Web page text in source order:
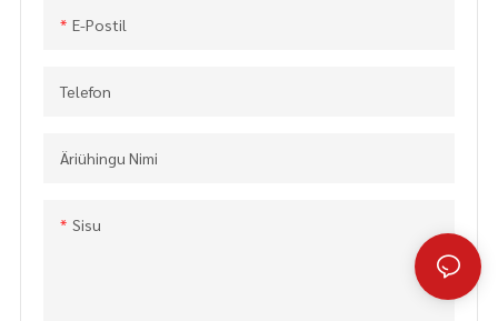
E-Postil
Telefon
Äriühingu Nimi
Sisu